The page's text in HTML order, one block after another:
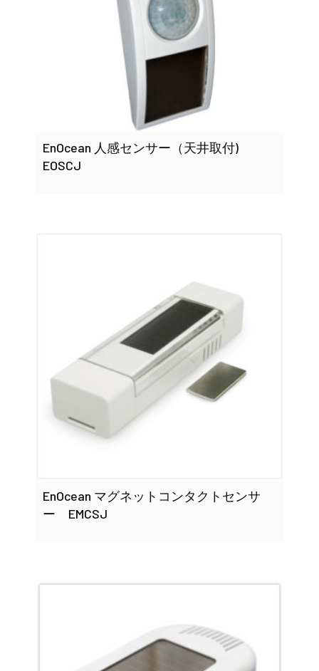
EnOcean 人感センサー（天井取付)
EOSCJ
EnOcean マグネットコンタクトセンサ
ー EMCSJ